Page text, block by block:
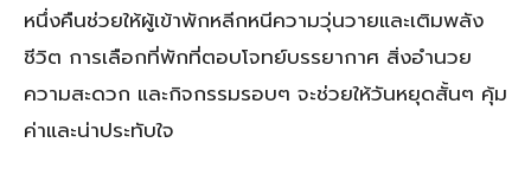
หนึ่งคืนช่วยให้ผู้เข้าพักหลีกหนีความวุ่นวายและเติมพลัง
ชีวิต การเลือกที่พักที่ตอบโจทย์บรรยากาศ สิ่งอำนวย
ความสะดวก และกิจกรรมรอบๆ จะช่วยให้วันหยุดสั้นๆ คุ้ม
ค่าและน่าประทับใจ